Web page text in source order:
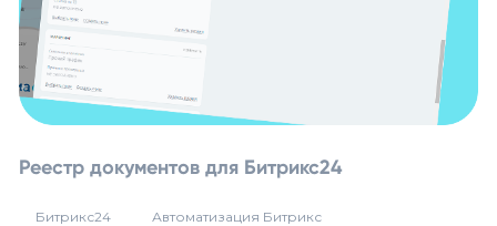
Реестр документов для Битрикс24
Битрикс24 Автоматизация Битрикс